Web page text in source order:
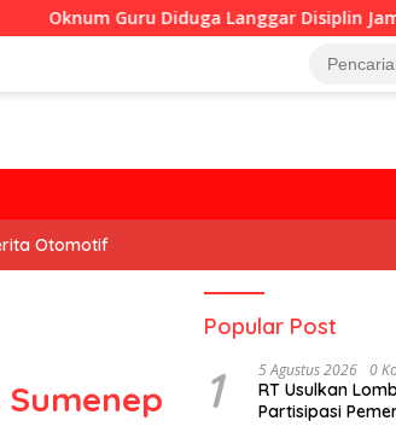
Diduga Langgar Disiplin Jam Kerja
Otomotif
Popular Post
1 5 Agustus 2026 0
RT Usulkan
Partisipasi